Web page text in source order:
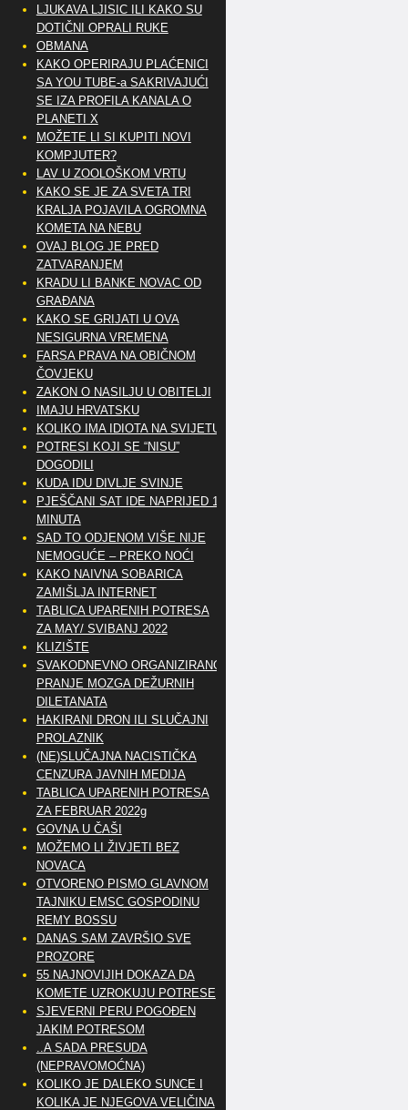
LJUKAVA LJISIC ILI KAKO SU
DOTIČNI OPRALI RUKE
OBMANA
KAKO OPERIRAJU PLAĆENICI
SA YOU TUBE-a SAKRIVAJUĆI
SE IZA PROFILA KANALA O
PLANETI X
MOŽETE LI SI KUPITI NOVI
KOMPJUTER?
LAV U ZOOLOŠKOM VRTU
KAKO SE JE ZA SVETA TRI
KRALJA POJAVILA OGROMNA
KOMETA NA NEBU
OVAJ BLOG JE PRED
ZATVARANJEM
KRADU LI BANKE NOVAC OD
GRAĐANA
KAKO SE GRIJATI U OVA
NESIGURNA VREMENA
FARSA PRAVA NA OBIČNOM
ČOVJEKU
ZAKON O NASILJU U OBITELJI
IMAJU HRVATSKU
KOLIKO IMA IDIOTA NA SVIJETU?
POTRESI KOJI SE “NISU”
DOGODILI
KUDA IDU DIVLJE SVINJE
PJEŠČANI SAT IDE NAPRIJED 10
MINUTA
SAD TO ODJENOM VIŠE NIJE
NEMOGUĆE – PREKO NOĆI
KAKO NAIVNA SOBARICA
ZAMIŠLJA INTERNET
TABLICA UPARENIH POTRESA
ZA MAY/ SVIBANJ 2022
KLIZIŠTE
SVAKODNEVNO ORGANIZIRANO
PRANJE MOZGA DEŽURNIH
DILETANATA
HAKIRANI DRON ILI SLUČAJNI
PROLAZNIK
(NE)SLUČAJNA NACISTIČKA
CENZURA JAVNIH MEDIJA
TABLICA UPARENIH POTRESA
ZA FEBRUAR 2022g
GOVNA U ČAŠI
MOŽEMO LI ŽIVJETI BEZ
NOVACA
OTVORENO PISMO GLAVNOM
TAJNIKU EMSC GOSPODINU
REMY BOSSU
DANAS SAM ZAVRŠIO SVE
PROZORE
55 NAJNOVIJIH DOKAZA DA
KOMETE UZROKUJU POTRESE
SJEVERNI PERU POGOĐEN
JAKIM POTRESOM
..A SADA PRESUDA
(NEPRAVOMOĆNA)
KOLIKO JE DALEKO SUNCE I
KOLIKA JE NJEGOVA VELIČINA